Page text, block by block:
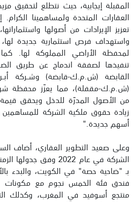
المقبلة إيجابية، حيث نتطلع لتحقيق
العقارات المتحدة ولمساهمينا
تعزيز الإيرادات من أصولها
واستهداف فرص استثمارية جديدة
لمحفظة الأراضي المملوكة لها.
تنفيذها لصفقة اندماج عن طريق
القابضة (ش.م.ك-قابضة) وشــركة
(ش.م.ك-مقفلة)، مما يعزّز محفظة
من الأصول المدرّة للدخل ويحقق
زيادة حقوق ملكية الشركة
أسهم جديدة."
وعلى صعيد التطوير العقاري، أضاف
الشركة في عام 2022 وفق
بـ "ضاحية حصة" في الكويت، والبدء
فندق فئة الخمس نجوم مع مكونات
منتجع أسوفيد في المغرب، وكذلك